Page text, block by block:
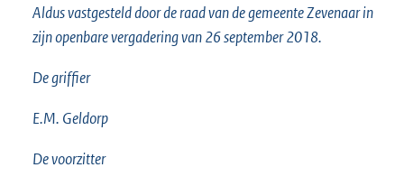
Aldus vastgesteld door de raad van de gemeente Zevenaar in
zijn openbare vergadering van 26 september 2018.
De griffier
E.M. Geldorp
De voorzitter